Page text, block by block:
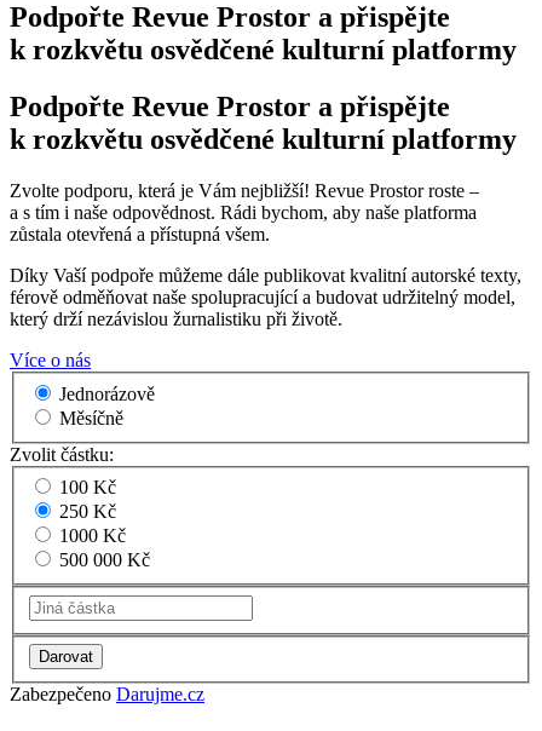
Podpořte Revue Prostor a přispějte
k rozkvětu osvědčené kulturní platformy
Podpořte Revue Prostor a přispějte
k rozkvětu osvědčené kulturní platformy
Zvolte podporu, která je Vám nejbližší! Revue Prostor roste –
a s tím i naše odpovědnost. Rádi bychom, aby naše platforma
zůstala otevřená a přístupná všem.
Díky Vaší podpoře můžeme dále publikovat kvalitní autorské texty,
férově odměňovat naše spolupracující a budovat udržitelný model,
který drží nezávislou žurnalistiku při životě.
Více o nás
Jednorázově
Měsíčně
Zvolit částku:
100 Kč
250 Kč
1000 Kč
500 000 Kč
Zabezpečeno Darujme.cz